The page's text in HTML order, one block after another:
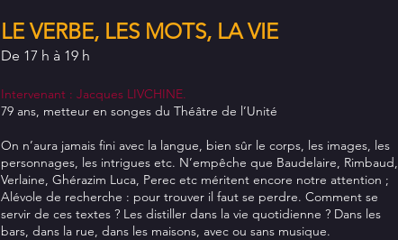
LE VERBE, LES MOTS, LA VIE
De 17 h à 19 h
Intervenant : Jacques LIVCHINE.
79 ans, metteur en songes du Théâtre de l’Unité
On n’aura jamais fini avec la langue, bien sûr le corps, les images, les
personnages, les intrigues etc. N’empêche que Baudelaire, Rimbaud,
Verlaine, Ghérazim Luca, Perec etc méritent encore notre attention ;
Alévole de recherche : pour trouver il faut se perdre. Comment se
servir de ces textes ? Les distiller dans la vie quotidienne ? Dans les
bars, dans la rue, dans les maisons, avec ou sans musique.